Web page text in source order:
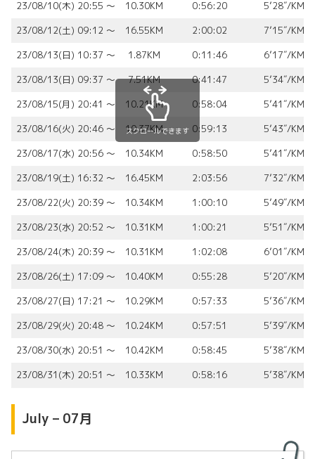
23/08/10(木) 20:55 〜
10.30KM 0:56:20
5’28″/KM
23/08/12(土) 09:12 〜
16.55KM 2:00:02
7’15″/KM
23/08/13(日) 10:37 〜
1.87KM 0:11:46
6’17″/KM
23/08/13(日) 09:37 〜
7.51KM 0:41:47
5’34″/KM
23/08/15(月) 20:41 〜
10.21KM 0:58:04
5’41″/KM
23/08/16(火) 20:46 〜
10.37KM 0:59:13
5’43″/KM
23/08/17(水) 20:56 〜
10.34KM 0:58:50
5’41″/KM
23/08/19(土) 16:32 〜
16.45KM 2:03:56
7’32″/KM
23/08/22(火) 20:39 〜
10.34KM 1:00:10
5’49″/KM
23/08/23(水) 20:52 〜
10.31KM 1:00:21
5’51″/KM
23/08/24(木) 20:39 〜
10.31KM 1:02:08
6’01″/KM
23/08/26(土) 17:09 〜
10.40KM 0:55:28
5’20″/KM
23/08/27(日) 17:21 〜
10.29KM 0:57:33
5’36″/KM
23/08/29(火) 20:48 〜
10.24KM 0:57:51
5’39″/KM
23/08/30(水) 20:51 〜
10.42KM 0:58:45
5’38″/KM
23/08/31(木) 20:51 〜
10.33KM 0:58:16 5’38″/KM
スクロールできます
July – 07月